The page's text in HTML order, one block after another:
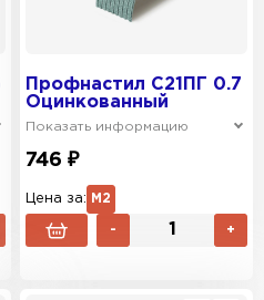
Профнастил C21ПГ 0.7
Оцинкованный
Показать информацию
746 ₽
Цена за: М2
- +